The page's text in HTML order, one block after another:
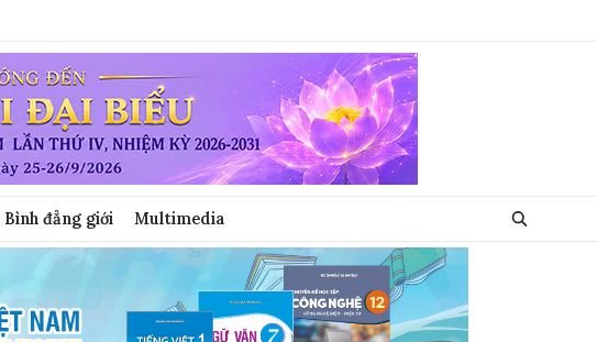
Bình đẳng giới Multimedia